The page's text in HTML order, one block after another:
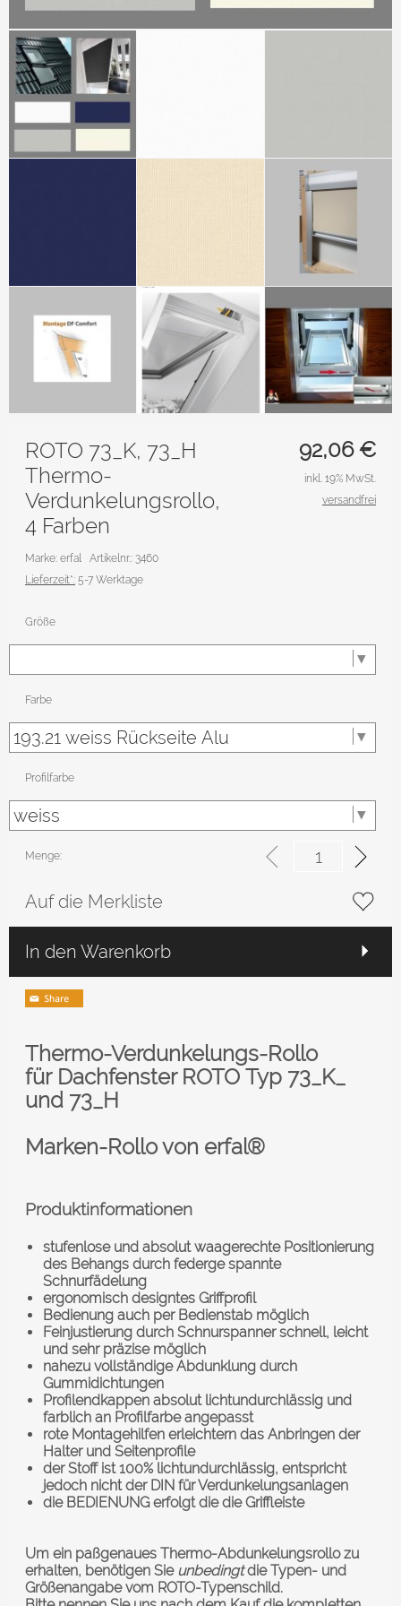
92,06€
ROTO 73_K, 73_H
Thermo-
Verdunkelungsrollo,
4 Farben
Marke: erfal Artikelnr.: 3460
Lieferzeit*: 5-7 Werktage
inkl. 19% MwSt.
versandfrei
Größe
Farbe
Profilfarbe
Menge:
Auf die Merkliste
In den Warenkorb
Thermo-Verdunkelungs-Rollo
für Dachfenster ROTO Typ 73_K_
und 73_H
Marken-Rollo von erfal®
Produktinformationen
stufenlose und absolut waagerechte Positionierung
des Behangs durch federge spannte
Schnurfädelung
ergonomisch designtes Griffprofil
Bedienung auch per Bedienstab möglich
Feinjustierung durch Schnurspanner schnell, leicht
und sehr präzise möglich
nahezu vollständige Abdunklung durch
Gummidichtungen
Profilendkappen absolut lichtundurchlässig und
farblich an Profilfarbe angepasst
rote Montagehilfen erleichtern das Anbringen der
Halter und Seitenprofile
der Stoff ist 100% lichtundurchlässig, entspricht
jedoch nicht der DIN für Verdunkelungsanlagen
die BEDIENUNG erfolgt die die Griffleiste
Um ein paßgenaues Thermo-Abdunkelungsrollo zu
erhalten, benötigen Sie unbedingtdie Typen- und
Größenangabe vom ROTO-Typenschild.